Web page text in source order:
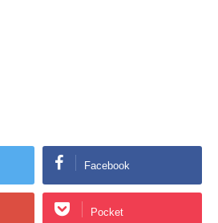
Facebook
Pocket